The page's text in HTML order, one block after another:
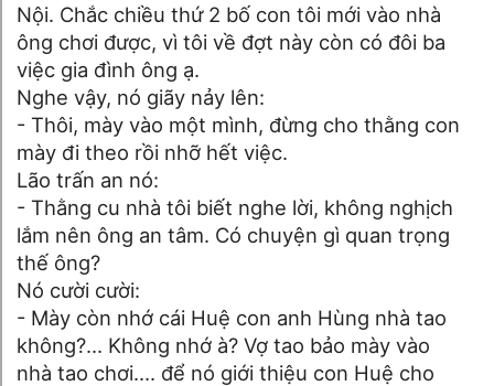
Nội. Chắc chiều thứ 2 bố con tôi mới vào nhà
ông chơi được, vì tôi về đợt này còn có đôi ba
việc gia đình ông ạ.
Nghe vậy, nó giãy nảy lên:
- Thôi, mày vào một mình, đừng cho thằng con
mày đi theo rồi nhỡ hết việc.
Lão trấn an nó:
- Thằng cu nhà tôi biết nghe lời, không nghịch
lắm nên ông an tâm. Có chuyện gì quan trọng
thế ông?
Nó cười cười:
- Mày còn nhớ cái Huệ con anh Hùng nhà tao
không?... Không nhớ à? Vợ tao bảo mày vào
nhà tao chơi.... để nó giới thiệu con Huệ cho